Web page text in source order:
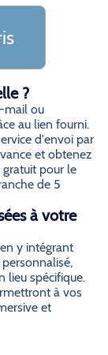
?
mail ou
au lien fourni.
d'envoi par
et obtenez
gratuit pour le
de 5
à votre
y intégrant
lieu spécifique.
à vos
et